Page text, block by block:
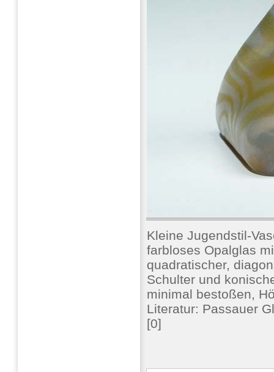
Kleine Jugendstil-
farbloses Opalglas
quadratischer,
Schulter und
minimal bestoßen,
Literatur: Passauer
[0]